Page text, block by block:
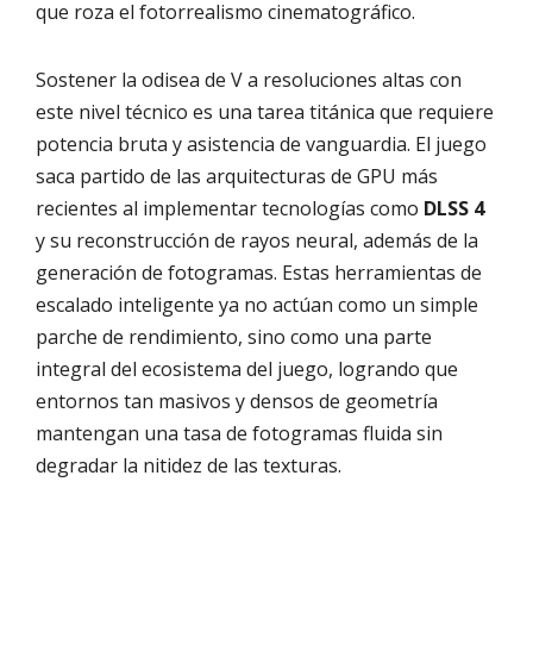
que roza el fotorrealismo cinematográfico.
Sostener la odisea de V a resoluciones altas con
este nivel técnico es una tarea titánica que requiere
potencia bruta y asistencia de vanguardia. El juego
saca partido de las arquitecturas de GPU más
recientes al implementar tecnologías como DLSS 4
y su reconstrucción de rayos neural, además de la
generación de fotogramas. Estas herramientas de
escalado inteligente ya no actúan como un simple
parche de rendimiento, sino como una parte
integral del ecosistema del juego, logrando que
entornos tan masivos y densos de geometría
mantengan una tasa de fotogramas fluida sin
degradar la nitidez de las texturas.